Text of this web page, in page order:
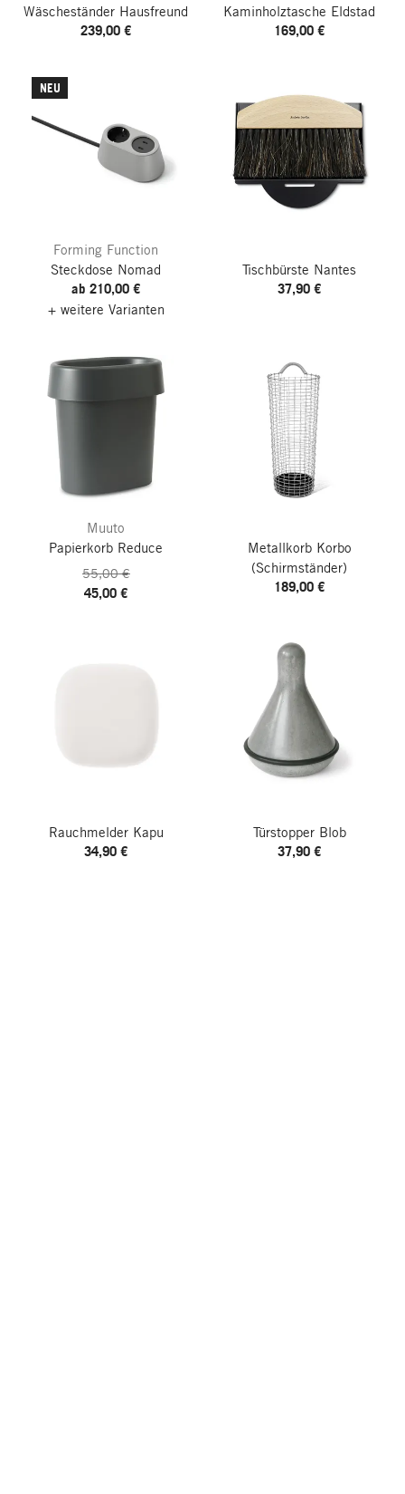
Wäscheständer Hausfreund
239,00 €
Kaminholztasche Eldstad
169,00 €
NEU
Forming Function
Steckdose Nomad
ab 210,00 €
+ weitere Varianten
Tischbürste Nantes
37,90 €
Muuto
Papierkorb Reduce
55,00 €
45,00 €
Metallkorb Korbo
(Schirmständer)
189,00 €
Rauchmelder Kapu
34,90 €
Türstopper Blob
37,90 €